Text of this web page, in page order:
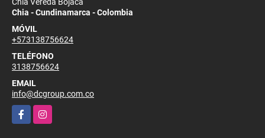
Chia - Cundinamarca - Colombia
MÓVIL
+573138756624
TELÉFONO
3138756624
EMAIL
info@dcgroup.com.co
FacebookInstagram